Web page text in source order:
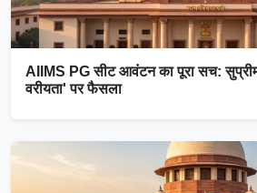
AIIMS PG सीट आवंटन का पूरा सच:
वरीयता' पर फैसला